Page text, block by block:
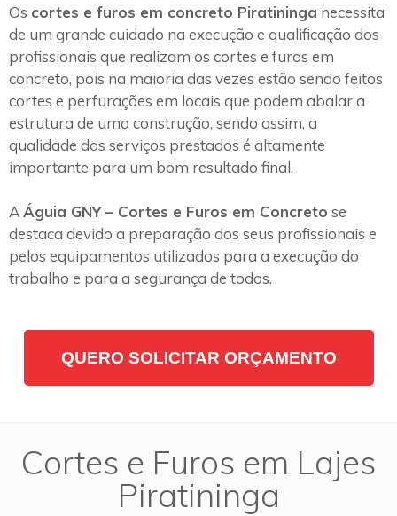
Os cortes e furos em concreto Piratininga necessita
de um grande cuidado na execução e qualificação dos
profissionais que realizam os cortes e furos em
concreto, pois na maioria das vezes estão sendo feitos
cortes e perfurações em locais que podem abalar a
estrutura de uma construção, sendo assim, a
qualidade dos serviços prestados é altamente
importante para um bom resultado final.
AÁguia GNY – Cortes e Furos em Concreto se
destaca devido a preparação dos seus profissionais e
pelos equipamentos utilizados para a execução do
trabalho e para a segurança de todos.
QUERO SOLICITAR ORÇAMENTO
Cortes e Furos em Lajes
Piratininga